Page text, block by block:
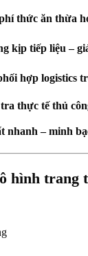
thức ăn thừa
kịp tiếp liệu –
hợp logistics
thực tế thủ
– minh
hình trang